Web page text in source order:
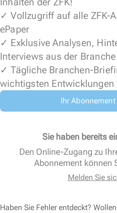
✓ Vollzugriff auf alle ZFK-
ePaper
✓ Exklusive Analysen,
Interviews aus der Branche
✓ Tägliche Branchen-
wichtigsten Entwicklungen
Ihr
Sie haben bereits
Den Online-Zugang zu
Abonnement können
Melden Sie
Haben Sie Fehler entdeckt?